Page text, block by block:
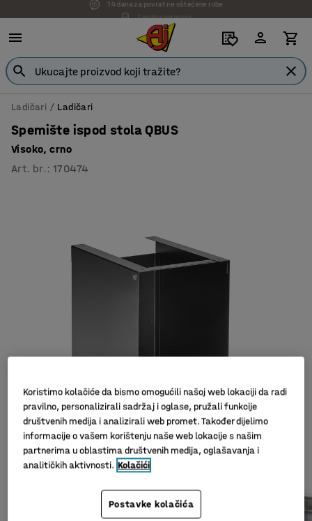
7 godina garancije
Ladičari Ladičari
Spemište ispod stola QBUS
Visoko, crno
Art. br. :170474
Slični proizvodi
Koristimo kolačiće da bismo omogućili našoj web lokaciji da radi
pravilno, personalizirali sadržaj i oglase, pružali funkcije
društvenih medija i analizirali web promet. Također dijelimo
informacije o vašem korištenju naše web lokacije s našim
partnerima u oblastima društvenih medija, oglašavanja i
analitičkih aktivnosti. Kolačići
Postavke kolačića